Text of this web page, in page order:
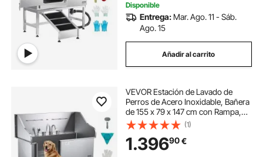
Disponible
Entrega: Mar. Ago. 11 - Sáb.
Ago. 15
Añadir al carrito
VEVOR Estación de Lavado de
Perros de Acero Inoxidable, Bañera
de 155 x 79 x 147 cm con Rampa,
Filtro de Agua, Grifo, Ducha y
Correa para Mascotas Grandes,
Medianas y Pequeñas, Puerta
Izquierda
(1)
1.39690€